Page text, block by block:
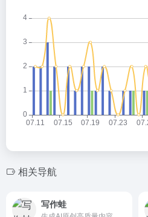
相关导航
写作蛙